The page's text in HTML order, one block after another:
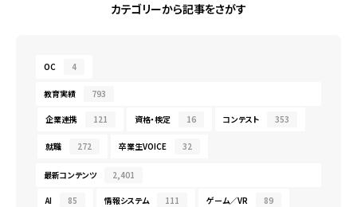
カテゴリーから記事をさがす
OC 4
教育実績 793
企業連携 121 資格・検定 16 コンテスト 353
就職 272 卒業生VOICE 32
最新コンテンツ 2,401
AI 85 情報システム 111 ゲーム／VR 89